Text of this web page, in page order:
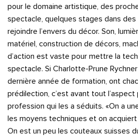
pour le domaine artistique, des
spectacle, quelques stages dans
rejoindre l’envers du décor. Son,
matériel, construction de décors,
d’action est vaste pour mettre la
spectacle. Si Charlotte-Prune
dernière année de formation, ont
prédilection, c’est avant tout
profession qui les a séduits. «On a
les moyens techniques et on acquiert
On est un peu les couteaux suisses